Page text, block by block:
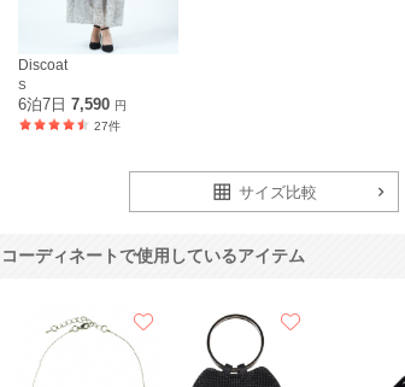
Discoat
S
6泊7日 7,590 円
27件
サイズ比較
コーディネートで使用しているアイテム